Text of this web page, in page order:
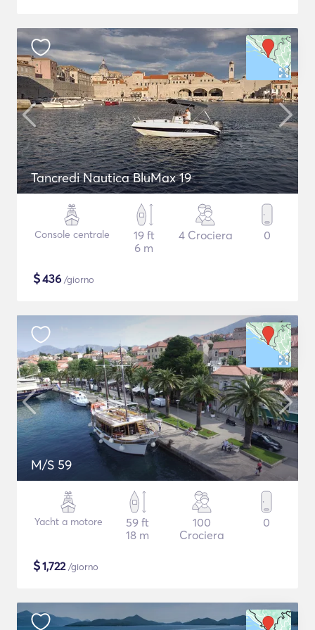
Tancredi Nautica BluMax 19
Console centrale
19 ft
6 m
4 Crociera 0
$436 /giorno
M/S 59
Yacht a motore
59 ft
18 m
100
Crociera
0
$1,722/giorno